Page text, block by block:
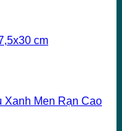
Xanh Men Rạn Cao